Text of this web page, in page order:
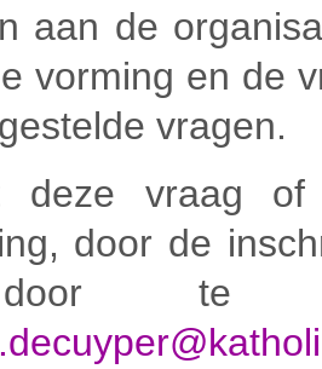
aan de
vorming en de
vragen.
deze vraag of
door de
te e-